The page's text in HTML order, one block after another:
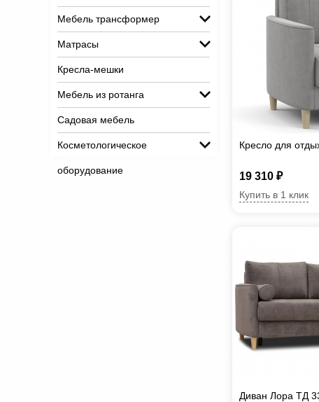
Мебель трансформер
Матрасы
Кресла-мешки
Мебель из ротанга
Садовая мебель
Косметологическое
оборудование
Кресло для
19 310 ₽
Купить в 1 клик
Диван Лора ТД